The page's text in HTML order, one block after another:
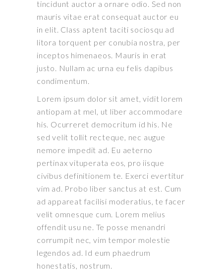
tincidunt auctor a ornare odio. Sed non
mauris vitae erat consequat auctor eu
in elit. Class aptent taciti sociosqu ad
litora torquent per conubia nostra, per
inceptos himenaeos. Mauris in erat
justo. Nullam ac urna eu felis dapibus
condimentum.
Lorem ipsum dolor sit amet, vidit lorem
antiopam at mel, ut liber accommodare
his. Ocurreret democritum id his. Ne
sed velit tollit recteque, nec augue
nemore impedit ad. Eu aeterno
pertinax vituperata eos, pro iisque
civibus definitionem te. Exerci evertitur
vim ad. Probo liber sanctus at est. Cum
ad appareat facilisi moderatius, te facer
velit omnesque cum. Lorem melius
offendit usu ne. Te posse menandri
corrumpit nec, vim tempor molestie
legendos ad. Id eum phaedrum
honestatis, nostrum.